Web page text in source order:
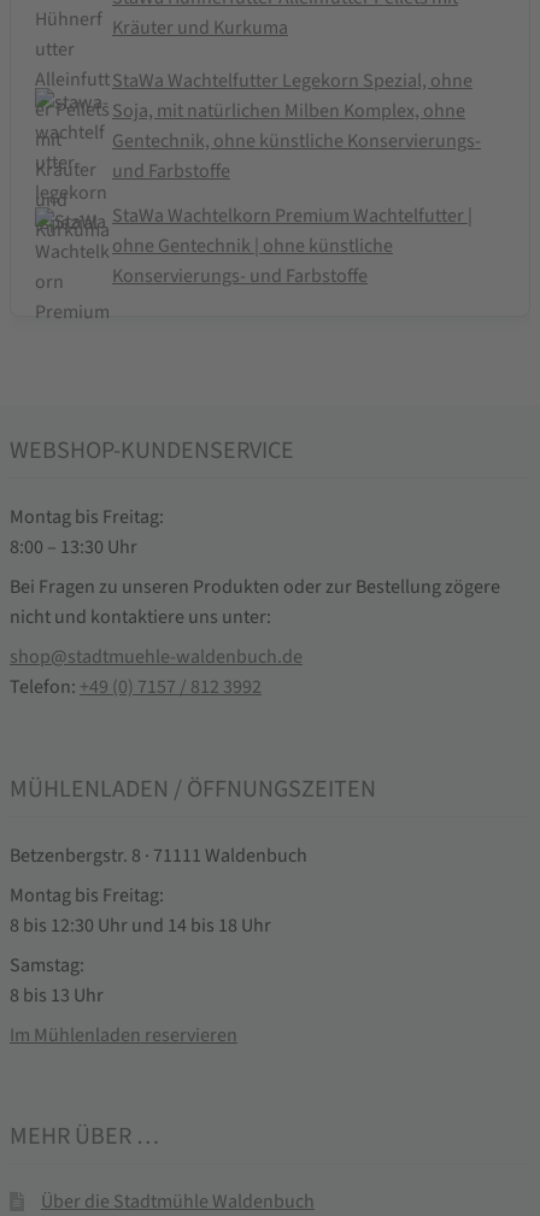
Kräuter und Kurkuma
StaWa Wachtelfutter Legekorn Spezial, ohne
Soja, mit natürlichen Milben Komplex, ohne
Gentechnik, ohne künstliche Konservierungs-
und Farbstoffe
StaWa Wachtelkorn Premium Wachtelfutter |
ohne Gentechnik | ohne künstliche
Konservierungs- und Farbstoffe
WEBSHOP-KUNDENSERVICE
Montag bis Freitag:
8:00 – 13:30 Uhr
Bei Fragen zu unseren Produkten oder zur Bestellung zögere
nicht und kontaktiere uns unter:
shop@stadtmuehle-waldenbuch.de
Telefon: +49 (0) 7157 / 812 3992
MÜHLENLADEN / ÖFFNUNGSZEITEN
Betzenbergstr. 8 · 71111 Waldenbuch
Montag bis Freitag:
8 bis 12:30 Uhr und 14 bis 18 Uhr
Samstag:
8 bis 13 Uhr
Im Mühlenladen reservieren
MEHR ÜBER …
Über die Stadtmühle Waldenbuch